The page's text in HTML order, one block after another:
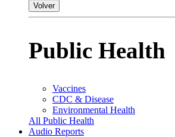
Volver
Public Health
Vaccines
CDC & Disease
Environmental Health
All Public Health
Audio Reports